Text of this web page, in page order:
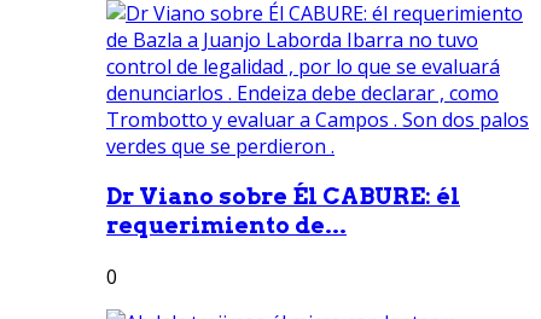
Dr Viano sobre Él CABURE: él
requerimiento de...
0